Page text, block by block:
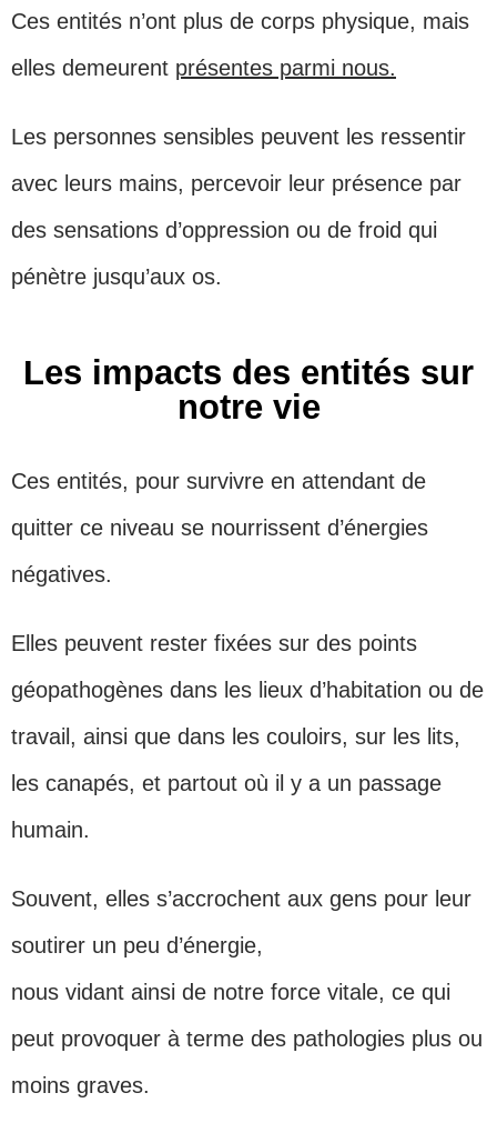
Ces entités n’ont plus de corps physique, mais
elles demeurent présentes parmi nous.
Les personnes sensibles peuvent les ressentir
avec leurs mains, percevoir leur présence par
des sensations d’oppression ou de froid qui
pénètre jusqu’aux os.
Les impacts des entités sur
notre vie
Ces entités, pour survivre en attendant de
quitter ce niveau se nourrissent d’énergies
négatives.
Elles peuvent rester fixées sur des points
géopathogènes dans les lieux d’habitation ou de
travail, ainsi que dans les couloirs, sur les lits,
les canapés, et partout où il y a un passage
humain.
Souvent, elles s’accrochent aux gens pour leur
soutirer un peu d’énergie,
nous vidant ainsi de notre force vitale, ce qui
peut provoquer à terme des pathologies plus ou
moins graves.